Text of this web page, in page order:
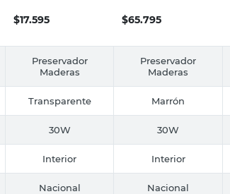
$17.595 $65.795
Preservador
Maderas
Preservador
Maderas
Transparente Marrón
30W 30W
Interior Interior
Nacional Nacional